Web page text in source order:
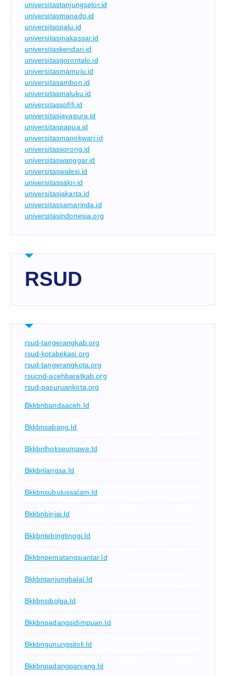
universitastanjungselor.id
universitasmanado.id
universitaspalu.id
universitasmakassar.id
universitaskendari.id
universitasgorontalo.id
universitasmamuju.id
universitasambon.id
universitasmaluku.id
universitassofifi.id
universitasjayapura.id
universitaspapua.id
universitasmanokwari.id
universitassorong.id
universitaswanggar.id
universitaswalesi.id
universitassalor.id
universitasjakarta.id
universitassamarinda.id
universitasindonesia.org
RSUD
rsud-tangerangkab.org
rsud-kotabekasi.org
rsud-tangerangkota.org
rsucnd-acehbaratkab.org
rsud-pasuruankota.org
Bkkbnbandaaceh.id
Bkkbnsabang.id
Bkkbnlhokseumawe.id
Bkkbnlangsa.id
Bkkbnsubulussalam.id
Bkkbnbinjai.id
Bkkbntebingtinggi.id
Bkkbnpematangsiantar.id
Bkkbntanjungbalai.id
Bkkbnsibolga.id
Bkkbnpadangsidimpuan.id
Bkkbngunungsitoli.id
Bkkbnpadangpanjang.id